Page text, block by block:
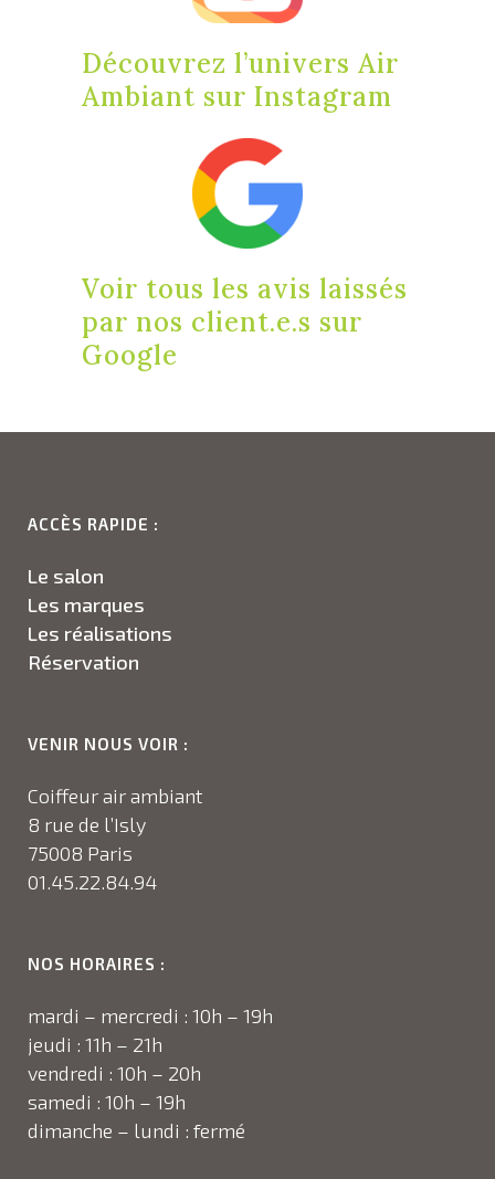
Découvrez l’univers Air
Ambiant sur Instagram
Voir tous les avis laissés
par nos client.e.s sur
Google
ACCÈS RAPIDE :
Le salon
Les marques
Les réalisations
Réservation
VENIR NOUS VOIR :
Coiffeur air ambiant
8 rue de l’Isly
75008 Paris
01.45.22.84.94
NOS HORAIRES :
mardi – mercredi : 10h – 19h
jeudi : 11h – 21h
vendredi : 10h – 20h
samedi : 10h – 19h
dimanche – lundi : fermé